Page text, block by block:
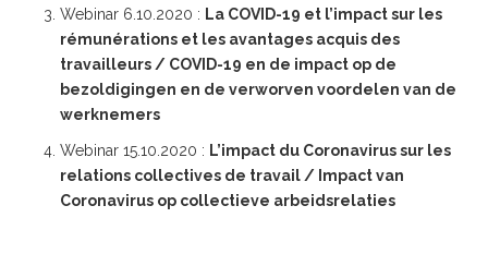
Webinar 6.10.2020 : La COVID-19 et l’impact sur les
rémunérations et les avantages acquis des
travailleurs / COVID-19 en de impact op de
bezoldigingen en de verworven voordelen van de
werknemers
Webinar 15.10.2020 : L’impact du Coronavirus sur les
relations collectives de travail / Impact van
Coronavirus op collectieve arbeidsrelaties